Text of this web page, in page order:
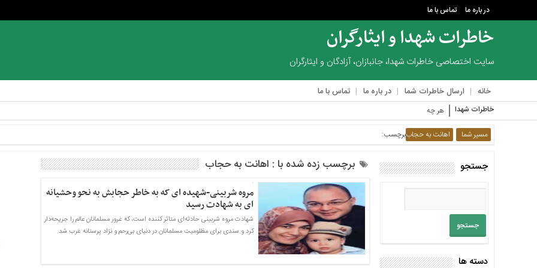
در باره ما تماس با ما
خاطرات شهدا و ایثارگران
سایت اختصاصی خاطرات شهدا، جانبازان، آزادگان و ایثارگران
خانه ارسال خاطرات شما در باره ما تماس با ما
در
ما
تماس
خاطرات شهدا هر چه از مجروح‌ها در لی
مسیر شما برچسب:اهانت به حجاب
جستجو
دسته ها
برچسب زده شده با : اهانت به حجاب
مروه شربینی-شهیده ای که به خاطر حجابش به نحو وحشیانه
ای به شهادت رسید
شهادت مروه شربینی حادثه‌ای متاثر کننده است، که غرور مسلمانان عالم را جریحه‌دار
کرد و سندی برای مظلومیت مسلمانان در دنیای بی‌رحم و نژاد پرستانه غرب شد.